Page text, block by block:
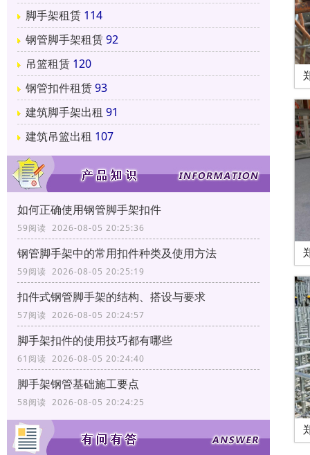
脚手架租赁 114
钢管脚手架租赁92
吊篮租赁 120
钢管扣件租赁93
建筑脚手架出租 91
建筑吊篮出租 107
如何正确使用钢管脚手架扣件
59阅读 2026-08-05 20:25:36
钢管脚手架中的常用扣件种类及使用方法
59阅读 2026-08-05 20:25:19
扣件式钢管脚手架的结构、搭设与要求
57阅读 2026-08-05 20:24:57
脚手架扣件的使用技巧都有哪些
61阅读 2026-08-05 20:24:40
脚手架钢管基础施工要点
58阅读 2026-08-05 20:24:25